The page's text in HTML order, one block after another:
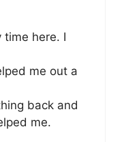
time here. I
me out a
back and
me.